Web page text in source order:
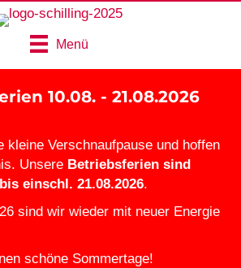
Menü
10.08. - 21.08.2026
kleine Verschnaufpause und hoffen
Unsere Betriebsferien sind
einschl. 21.08.2026.
sind wir wieder mit neuer Energie
schöne Sommertage!